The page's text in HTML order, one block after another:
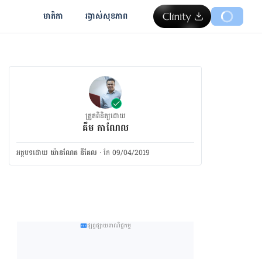
មាតិកា រង្វាស់​សុខភាព
ត្រួតពិនិត្យដោយ
គឹម កាណែល
អត្ថបទ​ដោយ យ៉ានណែត​ នីគែល ·កែ 09/04/2019
ផ្សព្វផ្សាយពាណិជ្ជកម្ម